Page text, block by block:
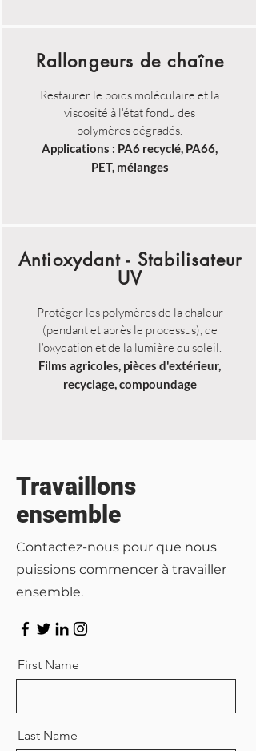
Rallongeurs de chaîne
Restaurer le poids moléculaire et la
viscosité à l'état fondu des
polymères dégradés.
Applications : PA6 recyclé, PA66,
PET, mélanges
Antioxydant - Stabilisateur
UV
Protéger les polymères de la chaleur
(pendant et après le processus), de
l'oxydation et de la lumière du soleil.
Films agricoles, pièces d'extérieur,
recyclage, compoundage
Travaillons
ensemble
Contactez-nous pour que nous
puissions commencer à travailler
ensemble.
First Name
Last Name